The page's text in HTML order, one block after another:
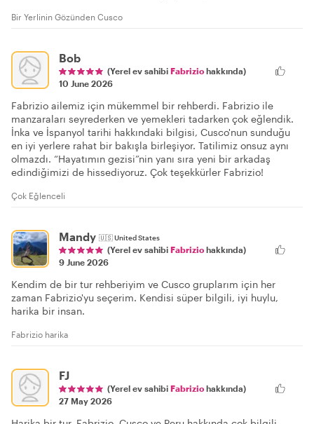
Bir Yerlinin Gözünden Cusco
Bob
(Yerel ev sahibi Fabrizio hakkında)
10 June 2026
Fabrizio ailemiz için mükemmel bir rehberdi. Fabrizio ile
manzaraları seyrederken ve yemekleri tadarken çok eğlendik.
İnka ve İspanyol tarihi hakkındaki bilgisi, Cusco'nun sunduğu
en iyi yerlere rahat bir bakışla birleşiyor. Tatilimiz onsuz aynı
olmazdı. “Hayatımın gezisi”nin yanı sıra yeni bir arkadaş
edindiğimizi de hissediyoruz. Çok teşekkürler Fabrizio!
Çok Eğlenceli
Mandy 🇺🇸United States
(Yerel ev sahibi Fabrizio hakkında)
9 June 2026
Kendim de bir tur rehberiyim ve Cusco gruplarım için her
zaman Fabrizio'yu seçerim. Kendisi süper bilgili, iyi huylu,
harika bir insan.
Fabrizio harika
FJ
(Yerel ev sahibi Fabrizio hakkında)
27 May 2026